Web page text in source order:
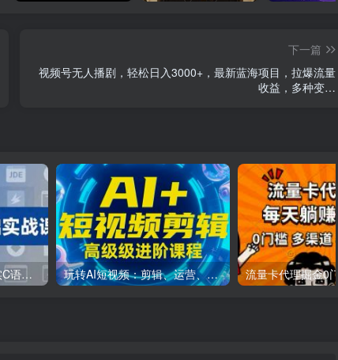
下一篇
视频号无人播剧，轻松日入3000+，最新蓝海项目，拉爆流量
收益，多种变…
C++零基础实战课，夯实C语言基础、贯穿游戏项目、掌握开发思维，学成可挑战月薪15K+岗位 玩转AI短视频：剪辑、运营、直播一站式教学，轻松打造流量神话